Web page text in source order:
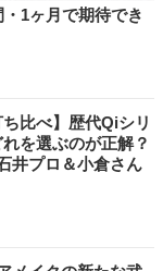
1ヶ月で期待でき
ち比べ】歴代Qiシリ
を選ぶのが正解？
井プロ＆小倉さん